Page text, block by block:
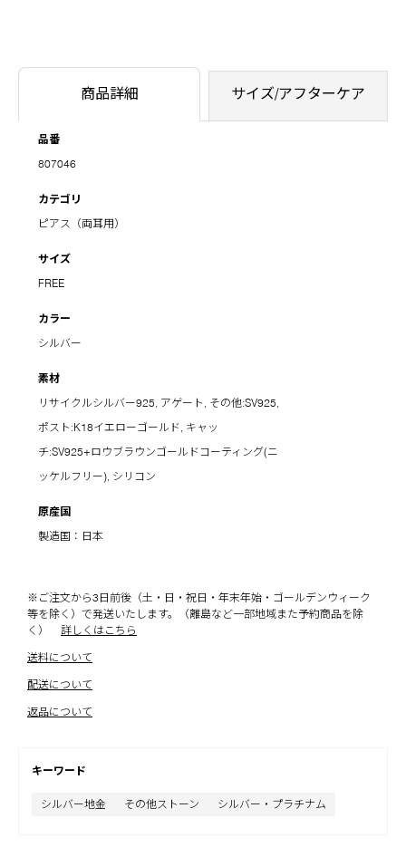
商品詳細 サイズ/アフターケア
品番
807046
カテゴリ
ピアス（両耳用）
サイズ
FREE
カラー
シルバー
素材
リサイクルシルバー925, アゲート, その他:SV925,
ポスト:K18イエローゴールド, キャッ
チ:SV925+ロウブラウンゴールドコーティング(ニ
ッケルフリー), シリコン
原産国
製造国：日本
※ご注文から3日前後（土・日・祝日・年末年始・ゴールデンウィーク
等を除く）で発送いたします。（離島など一部地域また予約商品を除
く）
詳しくはこちら
送料について
配送について
返品について
キーワード
シルバー地金 その他ストーン シルバー・プラチナム